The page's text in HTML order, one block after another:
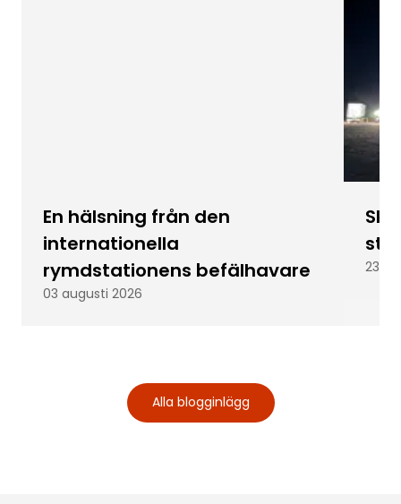
En hälsning från den
internationella
rymdstationens befälhavare
03 augusti 2026
23
Alla blogginlägg